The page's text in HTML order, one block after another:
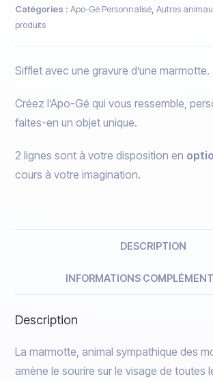
Catégories :Apo-Gé Personnalisé ,Autres
produits
Sifflet avec une gravure d’une marmotte.
Créez l’Apo-Gé qui vous ressemble,
faites-en un objet unique.
2 lignes sont à votre disposition en
cours à votre imagination.
DESCRIPTION
INFORMATIONS
Description
La marmotte, animal sympathique des
amène le sourire sur le visage de toutes